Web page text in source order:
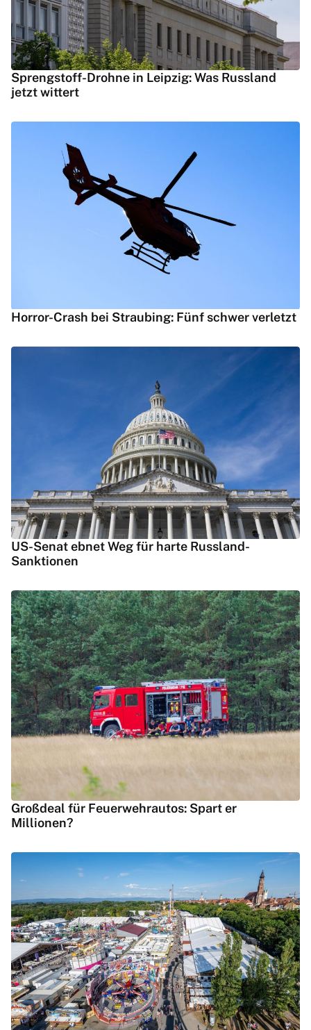
Sprengstoff-Drohne in Leipzig: Was Russland
jetzt wittert
Horror-Crash bei Straubing: Fünf schwer verletzt
US-Senat ebnet Weg für harte Russland-
Sanktionen
Großdeal für Feuerwehrautos: Spart er
Millionen?